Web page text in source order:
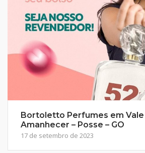
Bortoletto Perfumes em
Amanhecer – Posse – GO
17 de setembro de 2023